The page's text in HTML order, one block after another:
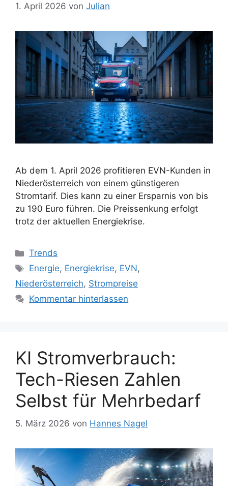
1. April 2026 von Julian
Ab dem 1. April 2026 profitieren EVN-Kunden in
Niederösterreich von einem günstigeren
Stromtarif. Dies kann zu einer Ersparnis von bis
zu 190 Euro führen. Die Preissenkung erfolgt
trotz der aktuellen Energiekrise.
Kategorien
Trends
Schlagwörter
Energie, Energiekrise, EVN,
Niederösterreich, Strompreise
Kommentar hinterlassen
KI Stromverbrauch:
Tech-Riesen Zahlen
Selbst für Mehrbedarf
5. März 2026 von Hannes Nagel